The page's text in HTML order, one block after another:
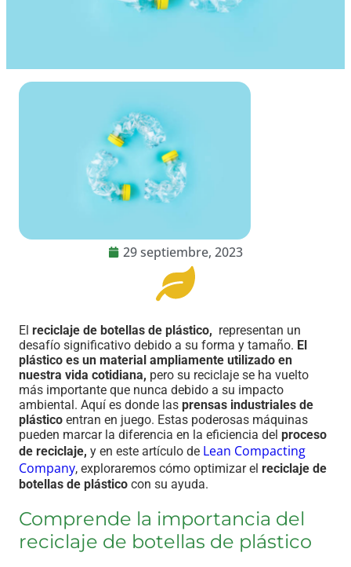
29 septiembre, 2023
El reciclaje de botellas de plástico, representan un
desafío significativo debido a su forma y tamaño. El
plástico es un material ampliamente utilizado en
nuestra vida cotidiana, pero su reciclaje se ha vuelto
más importante que nunca debido a su impacto
ambiental. Aquí es donde las prensas industriales de
plástico entran en juego. Estas poderosas máquinas
pueden marcar la diferencia en la eficiencia del proceso
de reciclaje, y en este artículo de Lean Compacting
Company, exploraremos cómo optimizar el reciclaje de
botellas de plástico con su ayuda.
Comprende la importancia del
reciclaje de botellas de plástico